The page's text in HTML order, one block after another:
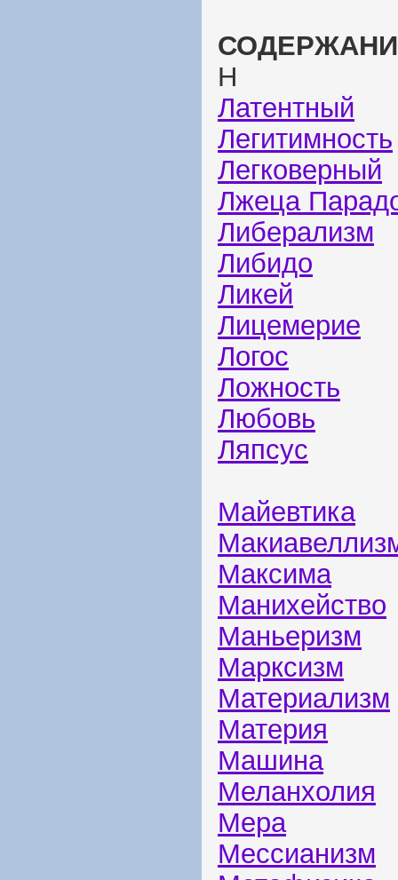
Н
Латентный
Легитимность
Легковерный
Лжеца
Либерализм
Либидо
Ликей
Лицемерие
Логос
Ложность
Любовь
Ляпсус
Майевтика
Максима
Манихейство
Маньеризм
Марксизм
Материализм
Материя
Машина
Меланхолия
Мера
Мессианизм